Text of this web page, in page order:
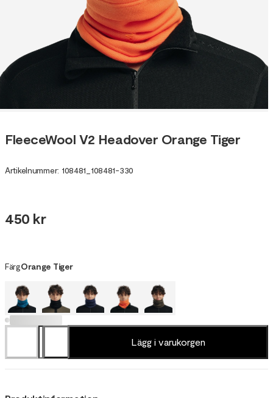
FleeceWool V2 Headover Orange Tiger
Artikelnummer: 108481 108481-330
450 kr
FärgOrange Tiger
Lägg i varukorgen